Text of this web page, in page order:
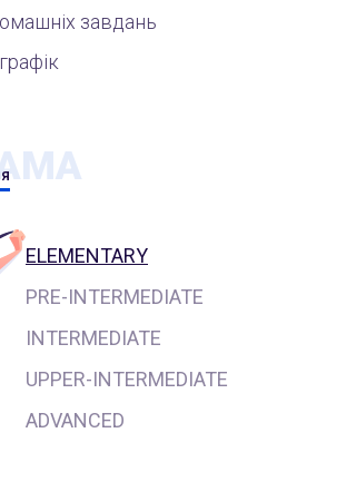
завдань
ELEMENTARY
PRE-INTERMEDIATE
INTERMEDIATE
UPPER-INTERMEDIATE
ADVANCED